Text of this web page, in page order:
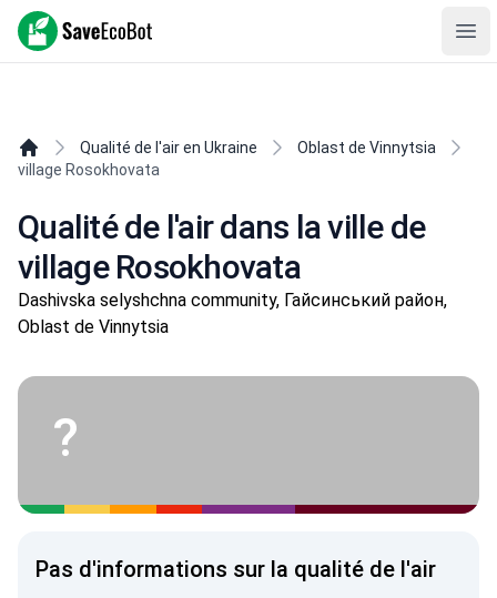
SaveEcoBot
Qualité de l'air en Ukraine
Oblast de Vinnytsia
village Rosokhovata
Qualité de l'air dans la ville de
village Rosokhovata
Dashivska selyshchna community, Гайсинський район,
Oblast de Vinnytsia
?
Pas d'informations sur la qualité de l'air